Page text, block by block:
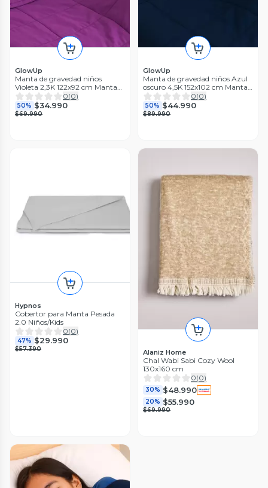
GlowUp
Manta de gravedad niños
Violeta 2,3K 122x92 cm Manta
de Peso GlowUp
0(0)
50% $34.990
$69.990
GlowUp
Manta de gravedad niños Azul
oscuro 4,5K 152x102 cm Manta
de Peso GlowUp
0(0)
50% $44.990
$89.990
Hypnos
Cobertor para Manta Pesada
2.0 Niños/Kids
0(0)
47% $29.990
$57.390 Alaniz Home
Chal Wabi Sabi Cozy Wool
130x160 cm
0(0)
30% $48.990
20% $55.990
$69.990